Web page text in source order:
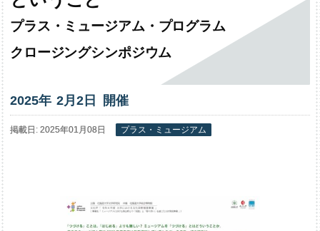
プラス ・ ミュージアム・ プログラム
クロージングシンポジウム
2025年 2月 2 日 開催
掲載日: 2025年01月08日 プラス・ミュージアム